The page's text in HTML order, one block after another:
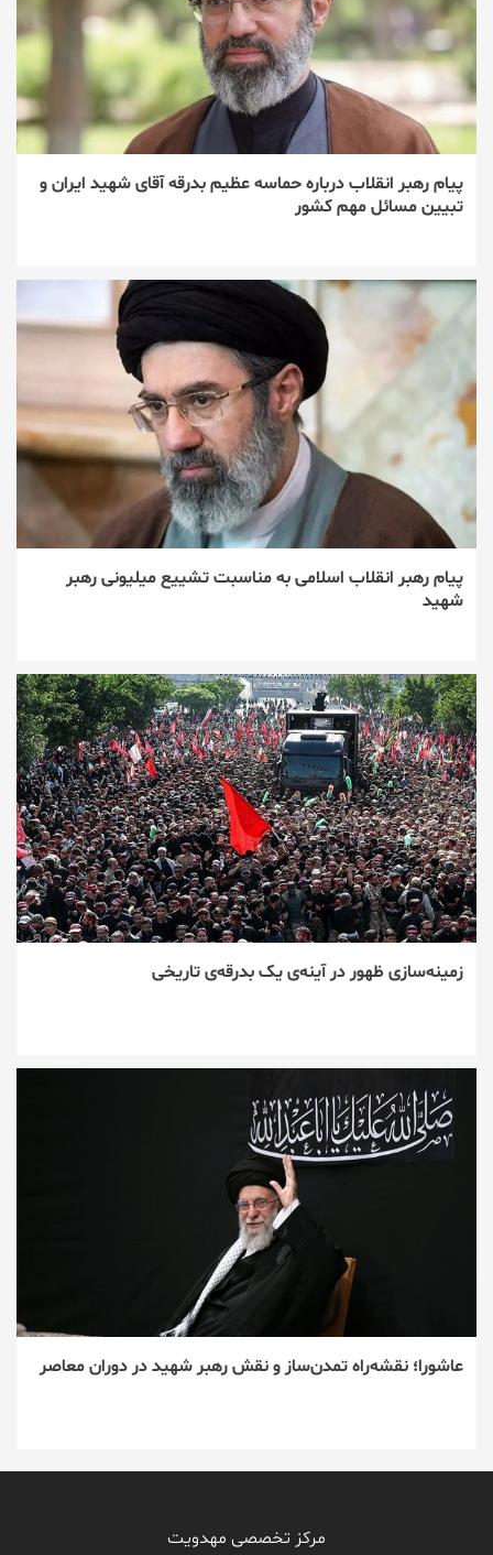
پیام رهبر انقلاب درباره حماسه عظیم بدرقه آقای شهید ایران و
تبیین مسائل مهم کشور
پیام رهبر انقلاب اسلامی به مناسبت تشییع میلیونی رهبر
شهید
زمینه‌سازی ظهور در آینه‌ی یک بدرقه‌ی تاریخی
عاشورا؛ نقشه‌راه تمدن‌ساز و نقش رهبر شهید در دوران معاصر
مرکز تخصصی مهدویت